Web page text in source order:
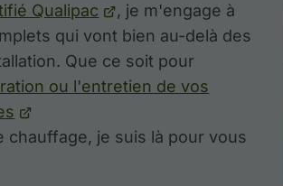
Qualipac
, je m'engage à
qui vont bien au-delà des
Que ce soit pour
ou l'entretien de vos
chauffage, je suis là pour vous